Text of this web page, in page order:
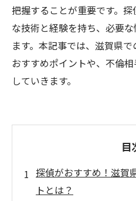
把握することが重要です。
な技術と経験を持ち、必要
ます。本記事では、滋賀県
おすすめポイントや、不倫
していきます。
目
探偵がおすすめ！滋賀
トとは？